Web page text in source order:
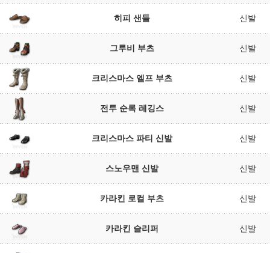
히피 샌들 신발
그루비 부츠 신발
크리스마스 엘프 부츠 신발
전투 순록 레깅스 신발
크리스마스 파티 신발 신발
스노우맨 신발 신발
카라킨 로컬 부츠 신발
카라킨 슬리퍼 신발